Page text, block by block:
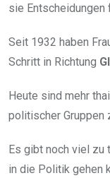
sie Entscheidungen
Seit 1932 haben
Schritt in Richtung
Heute sind mehr
politischer Gruppen
Es gibt noch viel zu
in die Politik gehen